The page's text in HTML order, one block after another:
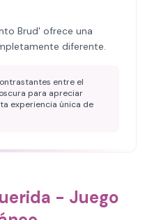
Brud' ofrece una
diferente.
entre el
para apreciar
experiencia única de
- Juego